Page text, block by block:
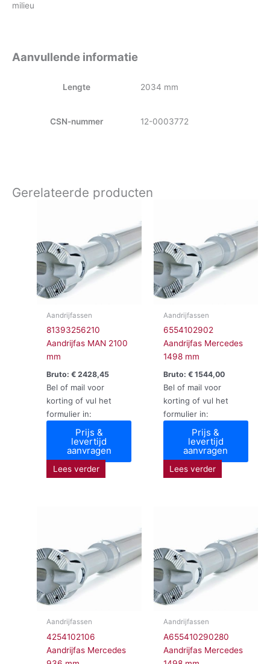
milieu
Aanvullende informatie
Lengte 2034 mm
CSN-nummer 12-0003772
Gerelateerde producten
Aandrijfassen
81393256210
Aandrijfas MAN 2100
mm
Bruto:€ 2428,45
Bel of mail voor
korting of vul het
formulier in:
Prijs &
levertijd
aanvragen
Lees verder
Aandrijfassen
6554102902
Aandrijfas Mercedes
1498 mm
Bruto: €1544,00
Bel of mail voor
korting of vul het
formulier in:
Prijs &
levertijd
aanvragen
Lees verder
Aandrijfassen
4254102106
Aandrijfas Mercedes
Aandrijfassen
A655410290280
Aandrijfas Mercedes